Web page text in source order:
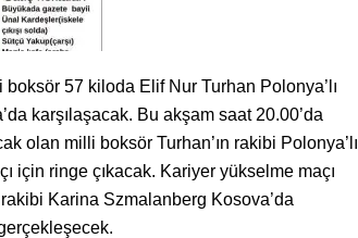
57 kiloda Elif Nur Turhan Polonya’lı
karşılaşacak. Bu akşam saat 20.00’da
olan milli boksör Turhan’ın rakibi Polonya’lı
için ringe çıkacak. Kariyer yükselme maçı
Karina Szmalanberg Kosova’da